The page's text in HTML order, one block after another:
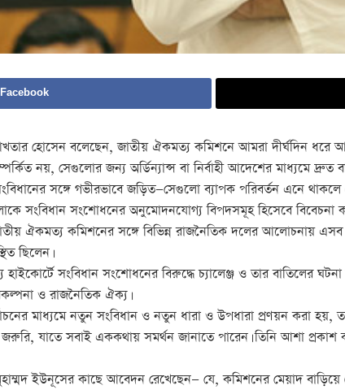
হোসেন বলেছেন, জাতীয় ঐকমত্য কমিশনে আমরা দীর্ঘদিন ধরে
নয়, সেগুলোর জন্য অর্ডিন্যান্স বা নির্বাহী আদেশের মাধ্যমে দ্রুত
সঙ্গে গভীরভাবে জড়িত—সেগুলো ব্যাপক পরিবর্তন এনে
সংবিধান সংশোধনের অনুমোদনযোগ্য বিপদসমূহ হিসেবে বিবেচনা
ঐকমত্য কমিশনের সঙ্গে বিভিন্ন রাজনৈতিক দলের আলোচনায়
ছিলেন।
সংবিধান সংশোধনের বিরুদ্ধে চ্যালেঞ্জ ও তার বাতিলের
ও রাজনৈতিক ঐক্য।
মাধ্যমে নতুন সংবিধান ও নতুন ধারা ও উপধারা প্রণয়ন করা হয়,
যাতে সবাই এককথায় সমর্থন জানাতে পারেন। তিনি আশা
ইউনূসের কাছে আবেদন রেখেছেন— যে, কমিশনের মেয়াদ